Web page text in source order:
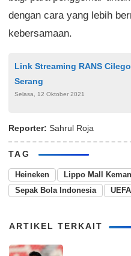
dengan cara yang lebih
kebersamaan.
Link Streaming RANS
Serang
Selasa, 12 Oktober 2021
Reporter: Sahrul Roja
TAG
Heineken Lippo Mall
Sepak Bola Indonesia
ARTIKEL TERKAIT